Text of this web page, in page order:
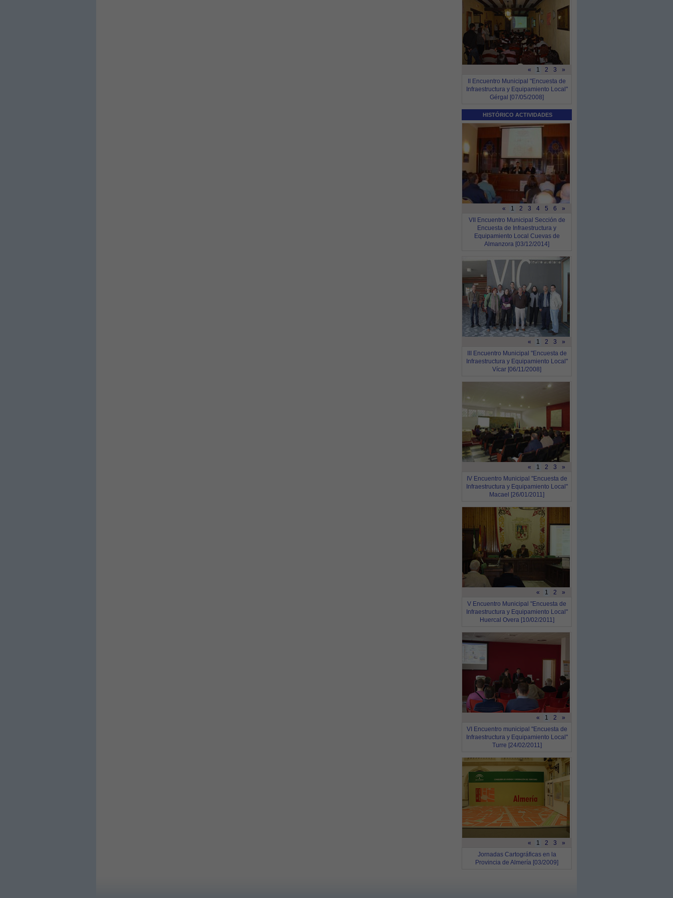
« 1 2 3
»
II Encuentro Municipal "Encuesta de
Infraestructura y Equipamiento Local"
Gérgal [07/05/2008]
HISTÓRICO ACTIVIDADES
« 1 2 3 4 5 6
»
VII Encuentro Municipal Sección de
Encuesta de Infraestructura y
Equipamiento Local Cuevas de
Almanzora [03/12/2014]
« 1 2 3
»
III Encuentro Municipal "Encuesta de
Infraestructura y Equipamiento Local"
Vícar [06/11/2008]
« 1 2 3
»
IV Encuentro Municipal "Encuesta de
Infraestructura y Equipamiento Local"
Macael [26/01/2011]
« 1 2
»
V Encuentro Municipal "Encuesta de
Infraestructura y Equipamiento Local"
Huercal Overa [10/02/2011]
« 1 2
»
VI Encuentro municipal "Encuesta de
Infraestructura y Equipamiento Local"
Turre [24/02/2011]
« 1 2 3
»
Jornadas Cartográficas en la
Provincia de Almería [03/2009]